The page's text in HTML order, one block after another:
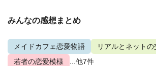
みんなの感想まとめ
メイドカフェ恋愛物語
リアルとネットの
若者の恋愛模様
...他7件